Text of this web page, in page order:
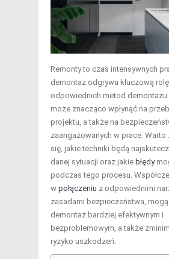
Remonty to czas intensywnych
demontaż odgrywa kluczową
odpowiednich metod demontażu
może znacząco wpłynąć na
projektu, a także na
zaangażowanych w prace.
się, jakie techniki będą
danej sytuacji oraz jakie błędy
podczas tego procesu.
w połączeniu z odpowiednimi
zasadami bezpieczeństwa,
demontaż bardziej efektywnym i
bezproblemowym, a także
ryzyko uszkodzeń.